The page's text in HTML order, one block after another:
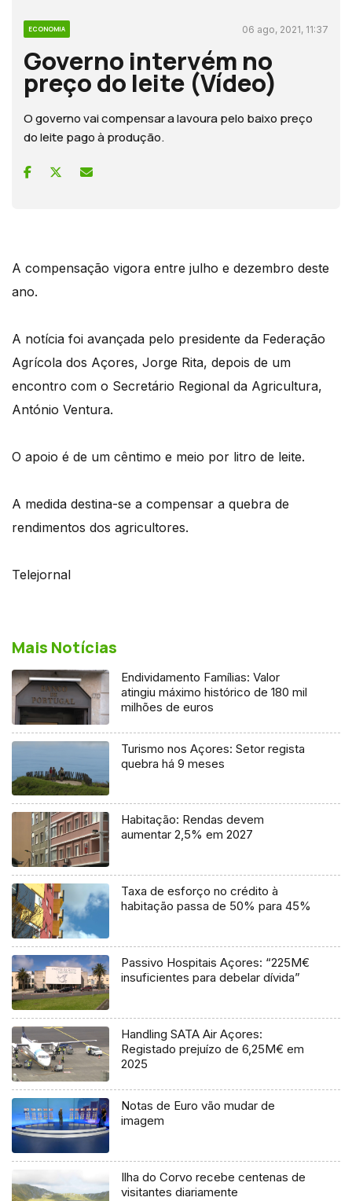
ECONOMIA 06 ago, 2021, 11:37
Governo intervém no
preço do leite (Vídeo)
O governo vai compensar a lavoura pelo baixo preço
do leite pago à produção.
A compensação vigora entre julho e dezembro deste
ano.
A notícia foi avançada pelo presidente da Federação
Agrícola dos Açores, Jorge Rita, depois de um
encontro com o Secretário Regional da Agricultura,
António Ventura.
O apoio é de um cêntimo e meio por litro de leite.
A medida destina-se a compensar a quebra de
rendimentos dos agricultores.
Telejornal
Mais Notícias
Endividamento Famílias: Valor
atingiu máximo histórico de 180 mil
milhões de euros
Turismo nos Açores: Setor regista
quebra há 9 meses
Habitação: Rendas devem
aumentar 2,5% em 2027
Taxa de esforço no crédito à
habitação passa de 50% para 45%
Passivo Hospitais Açores: “225M€
insuficientes para debelar dívida”
Handling SATA Air Açores:
Registado prejuízo de 6,25M€ em
2025
Notas de Euro vão mudar de
imagem
Ilha do Corvo recebe centenas de
visitantes diariamente